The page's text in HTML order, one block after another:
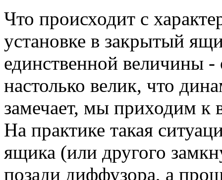
Что происходит с
установке в закрытый
единственной величины
настолько велик, что
замечает, мы приходим к
На практике такая
ящика (или другого
позади диффузора, а